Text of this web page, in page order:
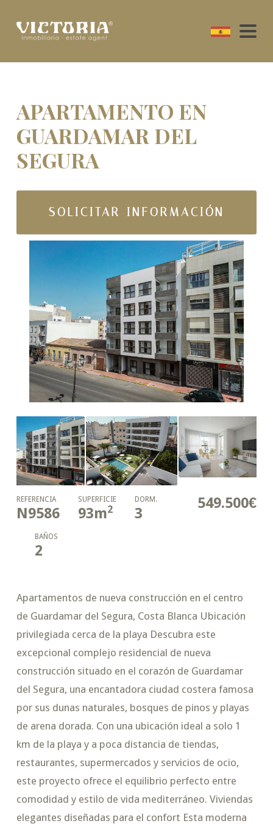
APARTAMENTO EN
GUARDAMAR DEL
SEGURA
SOLICITAR INFORMACIÓN
549.500€
REFERENCIA
N9586
SUPERFICIE
93m2
DORM.
3
BAÑOS
2
Apartamentos de nueva construcción en el centro
de Guardamar del Segura, Costa Blanca Ubicación
privilegiada cerca de la playa Descubra este
excepcional complejo residencial de nueva
construcción situado en el corazón de Guardamar
del Segura, una encantadora ciudad costera famosa
por sus dunas naturales, bosques de pinos y playas
de arena dorada. Con una ubicación ideal a solo 1
km de la playa y a poca distancia de tiendas,
restaurantes, supermercados y servicios de ocio,
este proyecto ofrece el equilibrio perfecto entre
comodidad y estilo de vida mediterráneo. Viviendas
elegantes diseñadas para el confort Esta moderna